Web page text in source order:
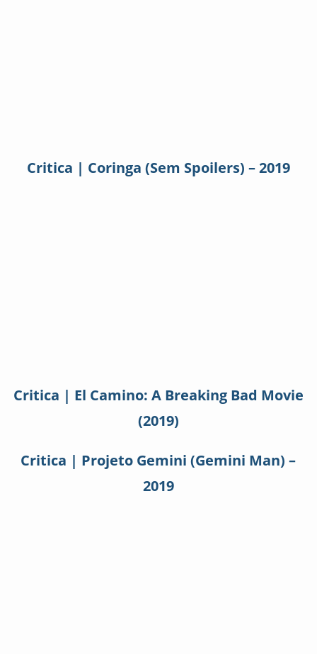
Critica | Coringa (Sem Spoilers) – 2019
Critica | El Camino: A Breaking Bad Movie
(2019)
Critica | Projeto Gemini (Gemini Man) –
2019